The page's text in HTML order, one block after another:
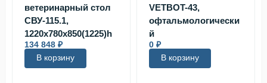
ветеринарный стол
СВУ-115.1,
1220х780х850(1225)h
134 848 ₽
В корзину
VETBOT-43,
офтальмологически
й
0 ₽
В корзину